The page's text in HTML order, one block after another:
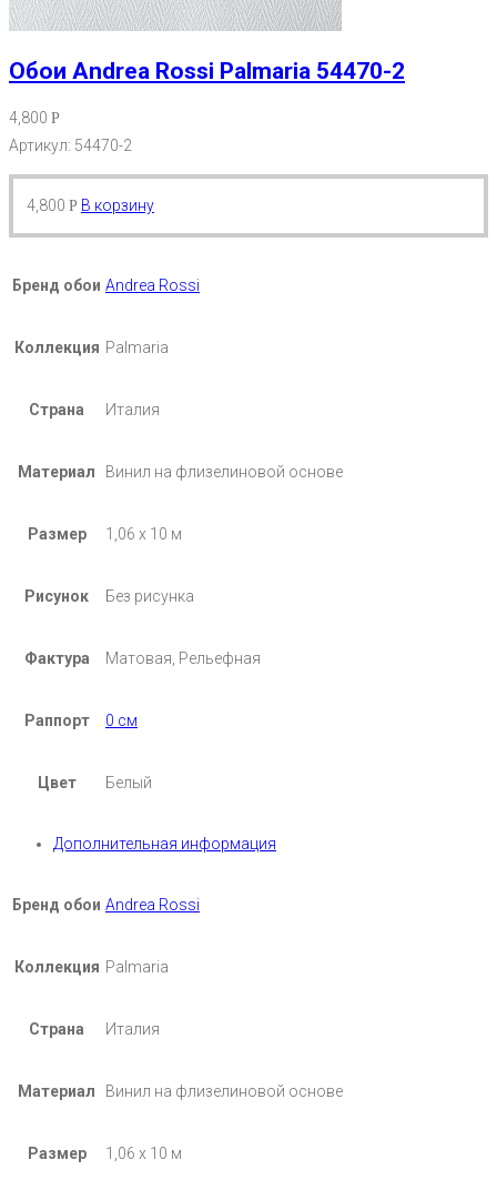
Обои Andrea Rossi Palmaria 54470-2
4,800 Р
Артикул: 54470-2
4,800 Р В корзину
Бренд обои Andrea Rossi
Коллекция Palmaria
Страна Италия
Материал Винил на флизелиновой основе
Размер 1,06 х 10 м
Рисунок Без рисунка
Фактура Матовая, Рельефная
Раппорт 0 см
Цвет Белый
Дополнительная информация
Бренд обои Andrea Rossi
Коллекция Palmaria
Страна Италия
Материал Винил на флизелиновой основе
Размер 1,06 х 10 м